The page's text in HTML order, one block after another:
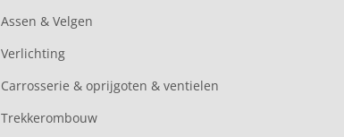
Assen & Velgen
Verlichting
Carrosserie & oprijgoten & ventielen
Trekkerombouw